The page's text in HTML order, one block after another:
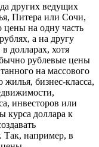
других ведущих
Питера или Сочи,
цены на одну часть
а на другу
долларах, хотя
рублевые цены
на массового
жилья, бизнес-класса,
инвесторов или
курса доллара к
Так, например, в